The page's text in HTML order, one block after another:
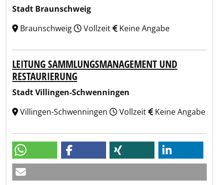
Stadt Braunschweig
Braunschweig
Vollzeit Keine Angabe
LEITUNG SAMMLUNGSMANAGEMENT UND
RESTAURIERUNG
Stadt Villingen-Schwenningen
Villingen-Schwenningen
Vollzeit Keine Angabe